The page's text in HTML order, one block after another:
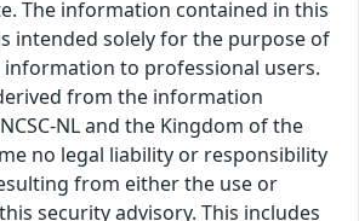
The information contained in this
intended solely for the purpose of
to professional users.
from the information
NL and the Kingdom of the
no legal liability or responsibility
from either the use or
security advisory. This includes